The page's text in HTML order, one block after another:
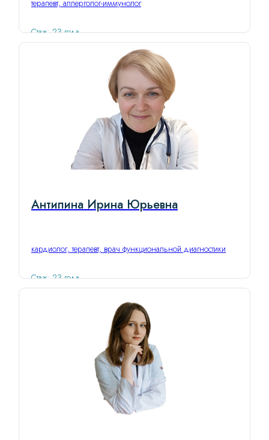
терапевт, аллерголог-иммунолог
Стаж: 23 года
Антипина Ирина Юрьевна
кардиолог, терапевт, врач функциональной диагностики
Стаж: 23 года